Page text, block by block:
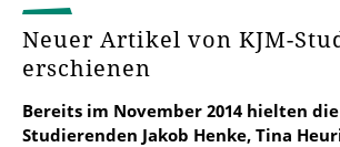
Neuer Artikel von KJM-
erschienen
Bereits im November 2014 hielten die
Studierenden Jakob Henke, Tina